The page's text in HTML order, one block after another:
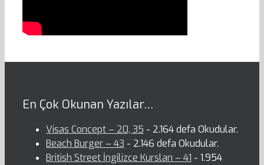
En Çok Okunan Yazılar…
Visas Concept – 20, 35 - 2.164 defa Okudular.
Beach Burger – 43 - 2.146 defa Okudular.
British Street İngilizce Kursları – 41 - 1.954